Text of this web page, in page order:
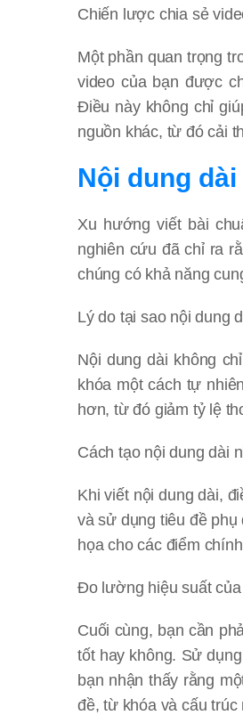
Chiến lược chia sẻ
Một phần quan trọng
video của bạn được
Điều này không chỉ
nguồn khác, từ đó cải
Nội dung
Xu hướng viết bài
nghiên cứu đã chỉ ra
chúng có khả năng
Lý do tại sao nội dung
Nội dung dài không
khóa một cách tự
hơn, từ đó giảm tỷ lệ
Cách tạo nội dung dài
Khi viết nội dung dài,
và sử dụng tiêu đề
họa cho các điểm
Đo lường hiệu suất của
Cuối cùng, bạn cần
tốt hay không. Sử
bạn nhận thấy rằng
đề, từ khóa và cấu trúc